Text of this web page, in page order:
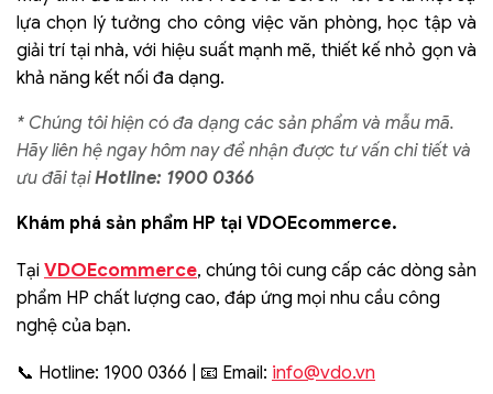
lựa chọn lý tưởng cho công việc văn phòng, học tập và
giải trí tại nhà, với hiệu suất mạnh mẽ, thiết kế nhỏ gọn và
khả năng kết nối đa dạng.
* Chúng tôi hiện có đa dạng các sản phẩm và mẫu mã.
Hãy liên hệ ngay hôm nay để nhận được tư vấn chi tiết và
ưu đãi tạiHotline: 1900 0366
Khám phá sản phẩm HP tại VDOEcommerce.
Tại VDOEcommerce, chúng tôi cung cấp các dòng sản
phẩm HP chất lượng cao, đáp ứng mọi nhu cầu công
nghệ của bạn.
📞 Hotline: 1900 0366 | 📧 Email: info@vdo.vn